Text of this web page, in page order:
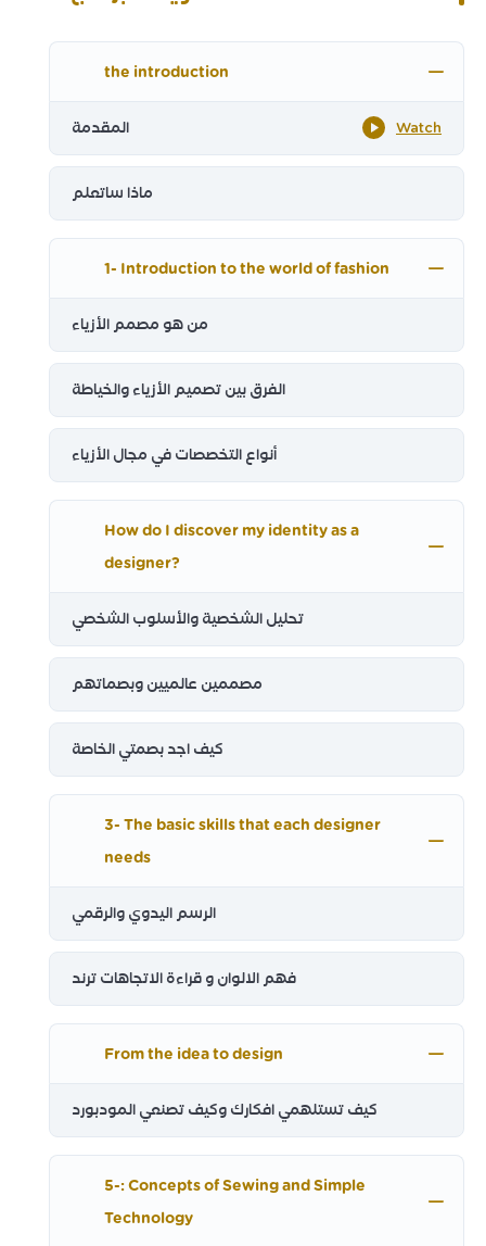
the introduction
المقدمة Watch
ماذا ساتعلم
1- Introduction to the world of fashion
من هو مصمم الأزياء
الفرق بين تصميم الأزياء والخياطة
أنواع التخصصات في مجال الأزياء
How do I discover my identity as a
designer?
تحليل الشخصية والأسلوب الشخصي
مصممين عالميين وبصماتهم
كيف اجد بصمتي الخاصة
3- The basic skills that each designer
needs
الرسم اليدوي والرقمي
فهم الالوان و قراءة الاتجاهات ترند
From the idea to design
كيف تستلهمي افكارك وكيف تصنعي المودبورد
5-: Concepts of Sewing and Simple
Technology